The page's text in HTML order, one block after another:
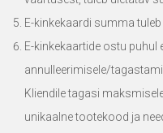
E-kinkekaardi summa
E-kinkekaartide ostu puhul
annulleerimisele/
Kliendile tagasi
unikaalne tootekood ja